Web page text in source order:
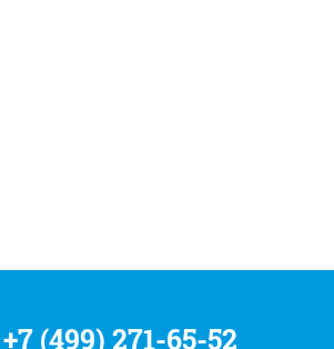
+7 (499) 271-65-52